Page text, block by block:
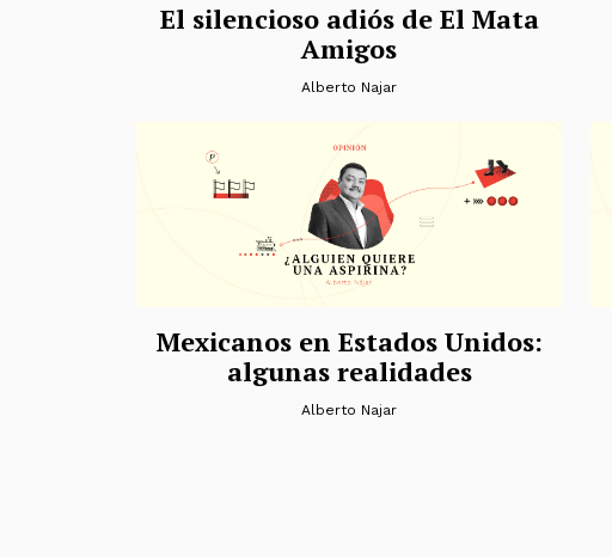
El silencioso adiós de El Mata
Amigos
Alberto Najar
Mexicanos en Estados Unidos:
algunas realidades
Alberto Najar